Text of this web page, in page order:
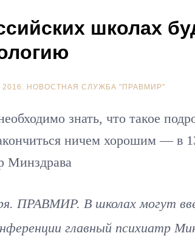
школах
НОВОСТНАЯ СЛУЖБА "ПРАВМИР"
знать, что такое
ничем хорошим — в
Минздрава
ПРАВМИР. В школах могут
главный психиатр